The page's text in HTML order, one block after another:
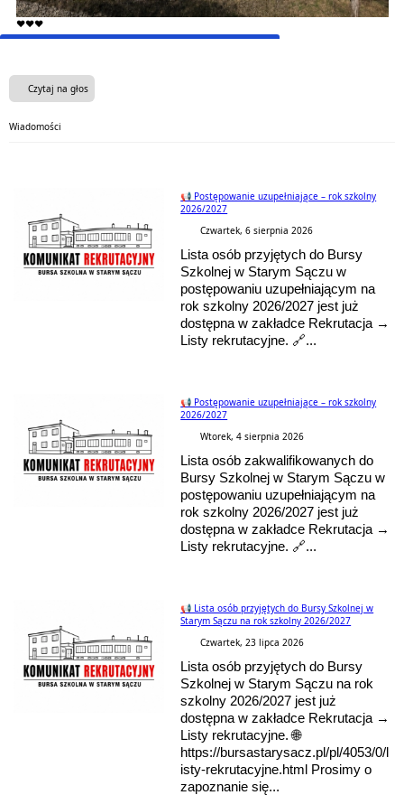
❤️❤️❤️
Czytaj na głos
Wiadomości
📢 Postępowanie uzupełniające – rok szkolny
2026/2027
Czwartek, 6 sierpnia 2026
Lista osób przyjętych do Bursy
Szkolnej w Starym Sączu w
postępowaniu uzupełniającym na
rok szkolny 2026/2027 jest już
dostępna w zakładce Rekrutacja →
Listy rekrutacyjne. 🔗...
📢 Postępowanie uzupełniające – rok szkolny
2026/2027
Wtorek, 4 sierpnia 2026
Lista osób zakwalifikowanych do
Bursy Szkolnej w Starym Sączu w
postępowaniu uzupełniającym na
rok szkolny 2026/2027 jest już
dostępna w zakładce Rekrutacja →
Listy rekrutacyjne. 🔗...
📢 Lista osób przyjętych do Bursy Szkolnej w
Starym Sączu na rok szkolny 2026/2027
Czwartek, 23 lipca 2026
Lista osób przyjętych do Bursy
Szkolnej w Starym Sączu na rok
szkolny 2026/2027 jest już
dostępna w zakładce Rekrutacja →
Listy rekrutacyjne. 🌐
https://bursastarysacz.pl/pl/4053/0/l
isty-rekrutacyjne.html Prosimy o
zapoznanie się...